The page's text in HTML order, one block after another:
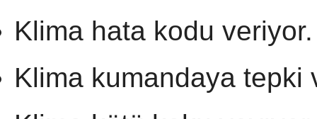
Klima hata kodu veriyor.
Klima kumandaya tepki